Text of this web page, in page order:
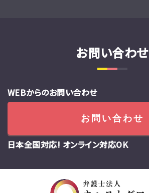
お問い合わせ
WEBからのお問い合わせ
お問い合わせ
日本全国対応! オンライン対応OK